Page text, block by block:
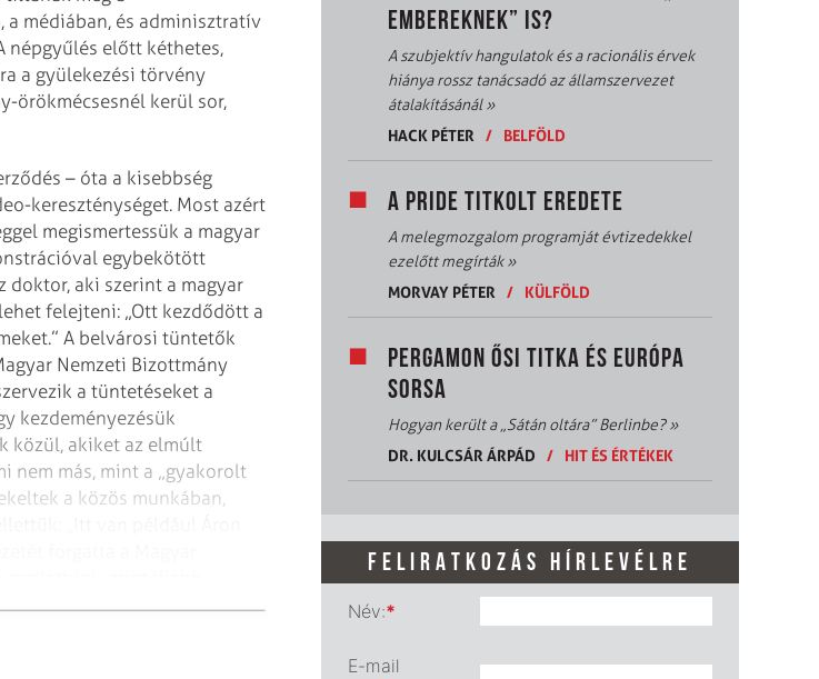
a médiában, és adminisztratív
népgyűlés előtt kéthetes,
a gyülekezési törvény
örökmécsesnél kerül sor,
– óta a kisebbség
kereszténységet. Most azért
megismertessük a magyar
egybekötött
doktor, aki szerint a magyar
felejteni: „Ott kezdődött a
A belvárosi tüntetők
Nemzeti Bizottmány
a tüntetéseket a
kezdeményezésük
közül, akiket az elmúlt
nem más, mint a „gyakorolt
a közös munkában,
EMBEREKNEK” IS?
A szubjektív hangulatok és a racionális érvek
hiánya rossz tanácsadó az államszervezet
átalakításánál»
HACK PÉTER
/ BELFÖLD
A PRIDE TITKOLT EREDETE
A melegmozgalom programját évtizedekkel
ezelőtt megírták»
MORVAY PÉTER
/ KÜLFÖLD
PERGAMON ŐSI TITKA ÉS EURÓPA
SORSA
Hogyan került a „Sátán oltára” Berlinbe?»
DR. KULCSÁR ÁRPÁD
/ HIT ÉS ÉRTÉKEK
FELIRATKOZÁS HÍRLEVÉLRE
Név:*
E-mail